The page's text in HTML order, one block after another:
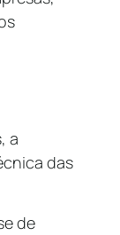
a
das
de